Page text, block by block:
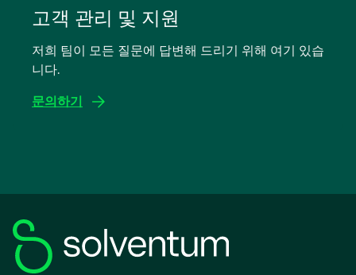
고객 관리 및 지원
저희 팀이 모든 질문에 답변해 드리기 위해 여기 있습
니다.
문의하기